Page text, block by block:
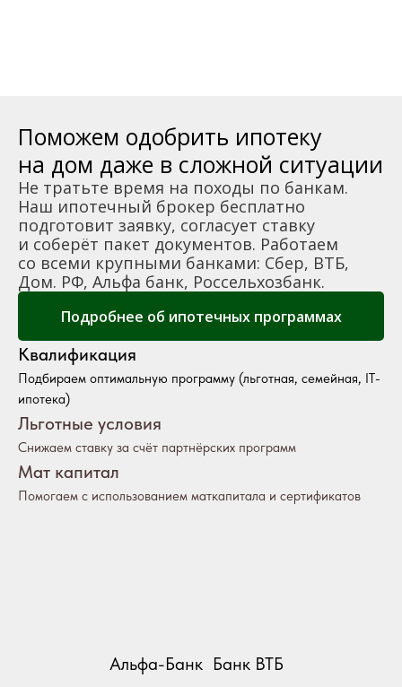
Поможем одобрить ипотеку
на дом даже в сложной ситуации
Не тратьте время на походы по банкам.
Наш ипотечный брокер бесплатно
подготовит заявку, согласует ставку
и соберёт пакет документов. Работаем
со всеми крупными банками: Сбер, ВТБ,
Дом. РФ, Альфа банк, Россельхозбанк.
Подробнее об ипотечных программах
Квалификация
Подбираем оптимальную программу (льготная, семейная, IT-
ипотека)
Льготные условия
Снижаем ставку за счёт партнёрских программ
Мат капитал
Помогаем с использованием маткапитала и сертификатов
Альфа-Банк Банк ВТБ